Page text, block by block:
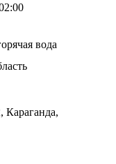
вода
Караганда,